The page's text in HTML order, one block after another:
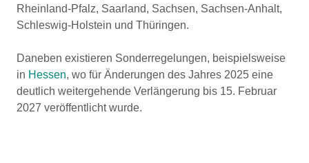
Rheinland-Pfalz, Saarland, Sachsen, Sachsen-Anhalt,
Schleswig-Holstein und Thüringen.
Daneben existieren Sonderregelungen, beispielsweise
in Hessen, wo für Änderungen des Jahres 2025 eine
deutlich weitergehende Verlängerung bis 15. Februar
2027 veröffentlicht wurde.